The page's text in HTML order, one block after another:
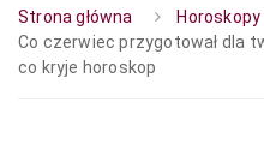
Strona główna
Horoskopy
Co czerwiec przygotował dla
co kryje horoskop